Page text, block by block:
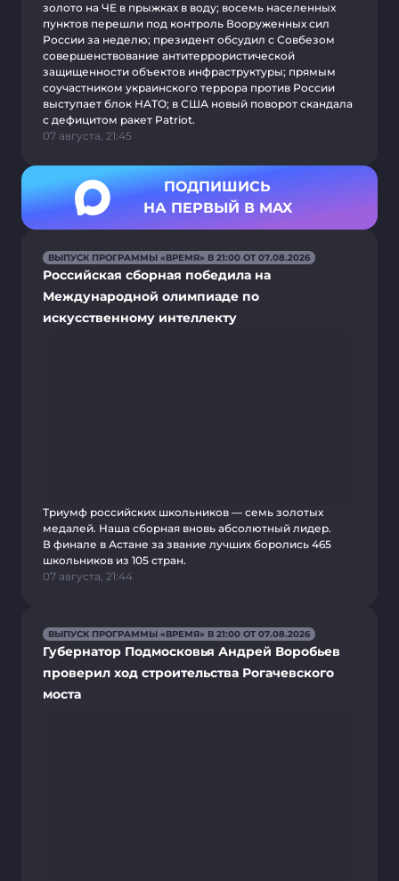
золото на ЧЕ в прыжках в воду; восемь населенных
пунктов перешли под контроль Вооруженных сил
России за неделю; президент обсудил с Совбезом
совершенствование антитеррористической
защищенности объектов инфраструктуры; прямым
соучастником украинского террора против России
выступает блок НАТО; в США новый поворот скандала
с дефицитом ракет Patriot.
07 августа, 21:45
ПОДПИШИСЬ
НА ПЕРВЫЙ В MAX
ВЫПУСК ПРОГРАММЫ «ВРЕМЯ» В 21:00 ОТ 07.08.2026
Российская сборная победила на
Международной олимпиаде по
искусственному интеллекту
Триумф российских школьников — семь золотых
медалей. Наша сборная вновь абсолютный лидер.
В финале в Астане за звание лучших боролись 465
школьников из 105 стран.
07 августа, 21:44
ВЫПУСК ПРОГРАММЫ «ВРЕМЯ» В 21:00 ОТ 07.08.2026
Губернатор Подмосковья Андрей Воробьев
проверил ход строительства Рогачевского
моста